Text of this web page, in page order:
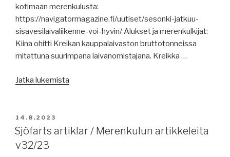
kotimaan merenkulusta:
https://navigatormagazine.fi/uutiset/sesonki-jatkuu-
sisavesilaivaliikenne-voi-hyvin/ Alukset ja merenkulkijat:
Kiina ohitti Kreikan kauppalaivaston bruttotonneissa
mitattuna suurimpana laivanomistajana. Kreikka …
Jatka lukemista
artiklar
JULKAISTU
14.8.2023
Sjöfarts artiklar / Merenkulun artikkeleita
v32/23